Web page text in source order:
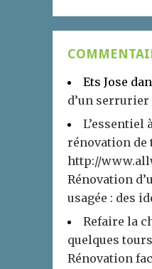
Ets Jose
d’un serrurier
L’essentiel
rénovation de
http://
Rénovation
usagée : des
Refaire la
quelques
Rénovation